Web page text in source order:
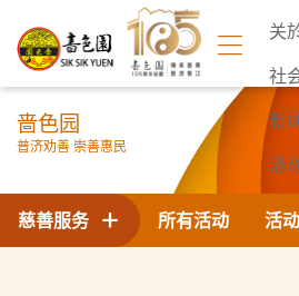
关
社
新
活
联
啬色园
普济劝善 崇善惠民
所有活动 活
慈善服务